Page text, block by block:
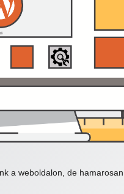
a weboldalon, de hamarosan